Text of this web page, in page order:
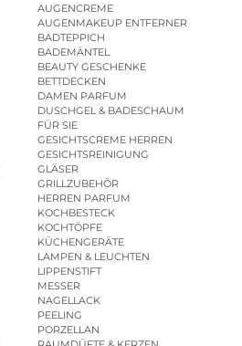
AUGENCREME
AUGENMAKEUP ENTFERNER
BADTEPPICH
BADEMÄNTEL
BEAUTY GESCHENKE
BETTDECKEN
DAMEN PARFUM
DUSCHGEL & BADESCHAUM
FÜR SIE
GESICHTSCREME HERREN
GESICHTSREINIGUNG
GLÄSER
GRILLZUBEHÖR
HERREN PARFUM
KOCHBESTECK
KOCHTÖPFE
KÜCHENGERÄTE
LAMPEN & LEUCHTEN
LIPPENSTIFT
MESSER
NAGELLACK
PEELING
PORZELLAN